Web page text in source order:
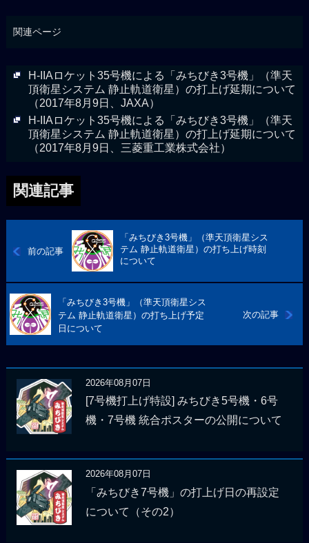
関連ページ
H-IIAロケット35号機による「みちびき3号機」（準天
頂衛星システム 静止軌道衛星）の打上げ延期について
（2017年8月9日、JAXA）
H-IIAロケット35号機による「みちびき3号機」（準天
頂衛星システム 静止軌道衛星）の打上げ延期について
（2017年8月9日、三菱重工業株式会社）
関連記事
前の記事
「みちびき3号機」（準天頂衛星シス
テム 静止軌道衛星）の打ち上げ時刻
について
次の記事
「みちびき3号機」（準天頂衛星シス
テム 静止軌道衛星）の打ち上げ予定
日について
2026年08月07日
[7号機打上げ特設] みちびき5号機・6号
機・7号機 統合ポスターの公開について
2026年08月07日
「みちびき7号機」の打上げ日の再設定
について（その2）